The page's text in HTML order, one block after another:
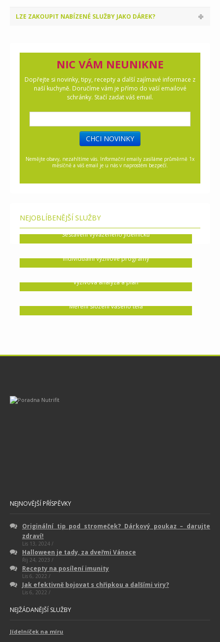
LZE ZAKOUPIT NABÍZENÉ SLUŽBY JAKO DÁREK?
NIC VÁM NEUNIKNE
Dopřejte si novinky, tipy, recepty a další zajímavé informace z
naší kuchyně. Doručíme vám je přímo do vaší emailové
schránky. Stačí zadat váš email.
CHCI NOVINKY
Nemějte obavy, nezahltíme vás. Informační emaily zasíláme průměrně 1x
měsíčně a váš email je u nás v naprostém bezpečí.
NEJOBLÍBENĚJŠÍ SLUŽBY
Sestavení vyváženého jídelníčku
Individuální výživové programy
Výživová analýza a plán
Měření složení vašeho těla
NEJNOVĚJŠÍ PŘÍSPĚVKY
Originální tip pod stromeček? Dárkový poukaz – darujte
zdraví!
Lis 13, 2024 /
Halloween je tady, za dveřmi Vánoce
Říj 24, 2023 /
Recepty na posílení imunity
Lis 6, 2022 /
Jak efektivně bojovat s chřipkou a dalšími viry?
Lis 6, 2022 /
NEJŽÁDANĚJŠÍ SLUŽBY
Jídelníček na míru